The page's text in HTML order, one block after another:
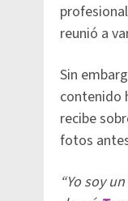
reunió a
Sin
contenido
recibe
fotos
“Yo soy